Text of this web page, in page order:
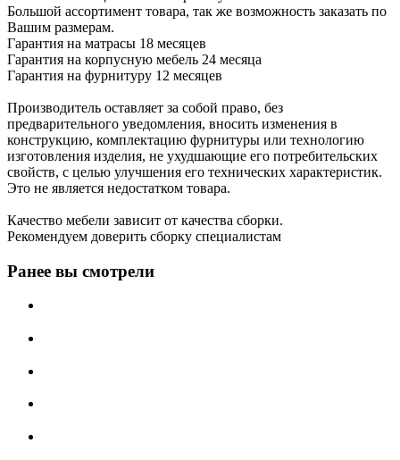
Большой ассортимент товара, так же возможность заказать по
Вашим размерам.
Гарантия на матрасы 18 месяцев
Гарантия на корпусную мебель 24 месяца
Гарантия на фурнитуру 12 месяцев
Производитель оставляет за собой право, без
предварительного уведомления, вносить изменения в
конструкцию, комплектацию фурнитуры или технологию
изготовления изделия, не ухудшающие его потребительских
свойств, с целью улучшения его технических характеристик.
Это не является недостатком товара.
Качество мебели зависит от качества сборки.
Рекомендуем доверить сборку специалистам
Ранее вы смотрели